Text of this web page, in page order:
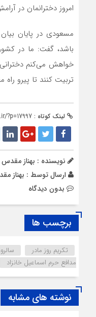
امروز دخترانمان در
مسعودی در پایان
باشد، گفت: ما در
خواهش می‌کنم دخترانی
تربیت کنند تا پیرو
لینک کوتاه : ?p=17997
نویسنده : بهناز مقدس
ارسال توسط : بهناز
بدون دیدگاه
برچسب ها
تکریم روز مادر
مدافع حرم اسماعیل خانزاد
نوشته های مشابه